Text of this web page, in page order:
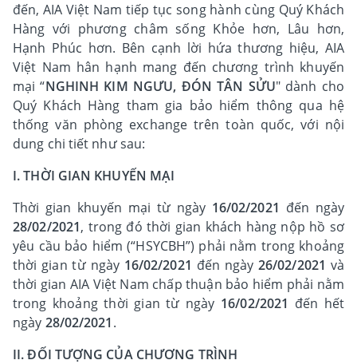
đến, AIA Việt Nam tiếp tục song hành cùng Quý Khách
Hàng với phương châm sống Khỏe hơn, Lâu hơn,
Hạnh Phúc hơn. Bên cạnh lời hứa thương hiệu, AIA
Việt Nam hân hạnh mang đến chương trình khuyến
mại “NGHINH KIM NGƯU, ĐÓN TÂN SỬU" dành cho
Quý Khách Hàng tham gia bảo hiểm thông qua hệ
thống văn phòng exchange trên toàn quốc, với nội
dung chi tiết như sau:
I. THỜI GIAN KHUYẾN MẠI
Thời gian khuyến mại từ ngày 16/02/2021 đến ngày
28/02/2021, trong đó thời gian khách hàng nộp hồ sơ
yêu cầu bảo hiểm (“HSYCBH”) phải nằm trong khoảng
thời gian từ ngày 16/02/2021 đến ngày 26/02/2021 và
thời gian AIA Việt Nam chấp thuận bảo hiểm phải nằm
trong khoảng thời gian từ ngày 16/02/2021 đến hết
ngày 28/02/2021 .
II. ĐỐI TƯỢNG CỦA CHƯƠNG TRÌNH